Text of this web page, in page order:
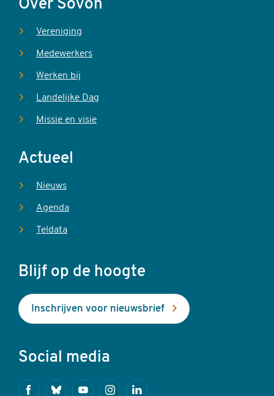
Over Sovon
Vereniging
Medewerkers
Werken bij
Landelijke Dag
Missie en visie
Actueel
Nieuws
Agenda
Teldata
Blijf op de hoogte
Inschrijven voor nieuwsbrief
Social media